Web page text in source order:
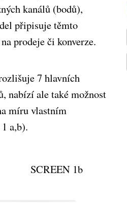
kanálů (bodů),
připisuje těmto
prodeje či konverze.
7 hlavních
nabízí ale také možnost
míru vlastním
a,b).
1b